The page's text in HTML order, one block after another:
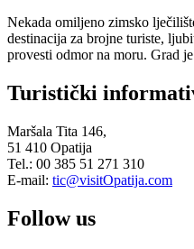
Nekada omiljeno zimsko
destinacija za brojne turiste,
provesti odmor na moru. Grad
Turistički
Maršala Tita 146,
51 410 Opatija
Tel.: 00 385 51 271 310
E-mail: tic@visitOpatija.com
Follow us